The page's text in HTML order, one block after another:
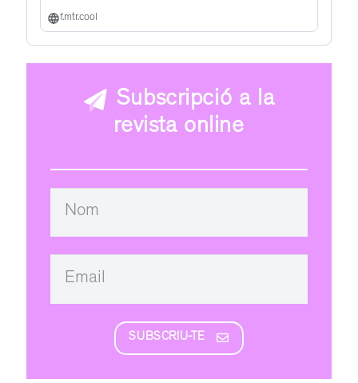
f.mtr.cool
Subscripció a la
revista online
SUBSCRIU-TE